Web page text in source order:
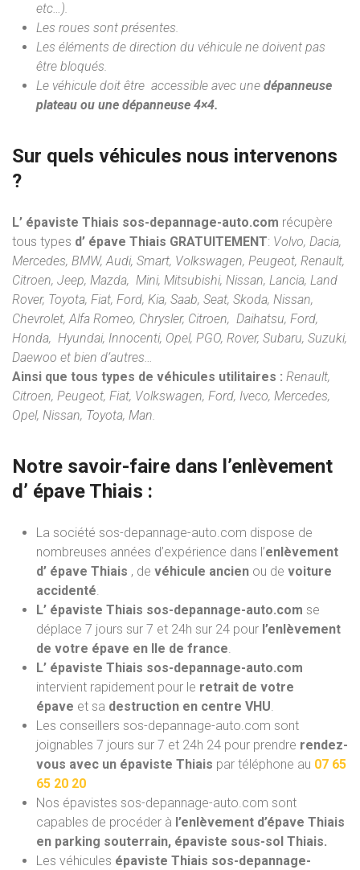
etc…).
Les roues sont présentes.
Les éléments de direction du véhicule ne doivent pas
être bloqués.
Le véhicule doit être accessible avec une dépanneuse
plateau ou une dépanneuse 4×4.
Sur quels véhicules nous intervenons
?
L’ épaviste Thiais sos-depannage-auto.com récupère
tous types d’ épave Thiais GRATUITEMENT: Volvo, Dacia,
Mercedes, BMW, Audi, Smart, Volkswagen, Peugeot, Renault,
Citroen, Jeep, Mazda, Mini, Mitsubishi, Nissan, Lancia, Land
Rover, Toyota, Fiat, Ford, Kia, Saab, Seat, Skoda, Nissan,
Chevrolet, Alfa Romeo, Chrysler, Citroen, Daihatsu, Ford,
Honda, Hyundai, Innocenti, Opel, PGO, Rover, Subaru, Suzuki,
Daewoo et bien d’autres…
Ainsi que tous types de véhicules utilitaires : Renault,
Citroen, Peugeot, Fiat, Volkswagen, Ford, Iveco, Mercedes,
Opel, Nissan, Toyota, Man.
Notre savoir-faire dans l’enlèvement
d’ épave Thiais :
La société sos-depannage-auto.com dispose de
nombreuses années d’expérience dans l’enlèvement
d’ épave Thiais , de véhicule ancien ou de voiture
accidenté.
L’ épaviste Thiais sos-depannage-auto.com se
déplace 7 jours sur 7 et 24h sur 24 pour l’enlèvement
de votre épave en Ile de france.
L’ épaviste Thiais sos-depannage-auto.com
intervient rapidement pour le retrait de votre
épave et sa destruction en centre VHU.
Les conseillers sos-depannage-auto.com sont
joignables 7 jours sur 7 et 24h 24 pour prendre rendez-
vous avec un épaviste Thiais par téléphone au 07 65
65 20 20
Nos épavistes sos-depannage-auto.com sont
capables de procéder à l’enlèvement d’épave Thiais
en parking souterrain, épaviste sous-sol Thiais.
Les véhicules épaviste Thiais sos-depannage-